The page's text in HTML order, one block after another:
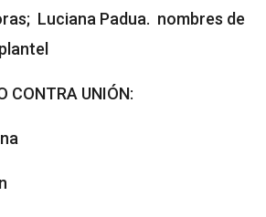
Luciana Padua. nombres de
CONTRA UNIÓN: